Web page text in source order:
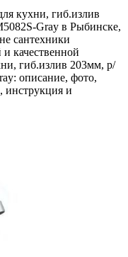
кухни, гиб.излив
Gray в Рыбинске,
сантехники
качественной
гиб.излив 203мм, р/
описание, фото,
инструкция и